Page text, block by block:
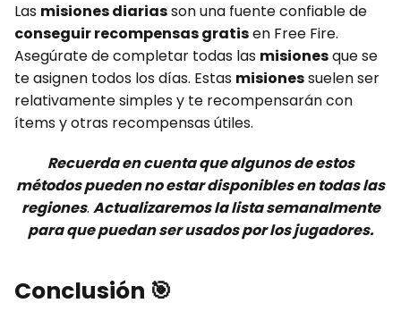
Las misiones diariasson una fuente confiable de
conseguir recompensas gratisen Free Fire.
Asegúrate de completar todas las misionesque se
te asignen todos los días. Estas misionessuelen ser
relativamente simples y te recompensarán con
ítems y otras recompensas útiles.
Recuerda en cuenta que algunos de estos
métodos pueden no estar disponibles en todas las
regiones. Actualizaremos la lista semanalmente
para que puedan ser usados por los jugadores.
Conclusión 🎯